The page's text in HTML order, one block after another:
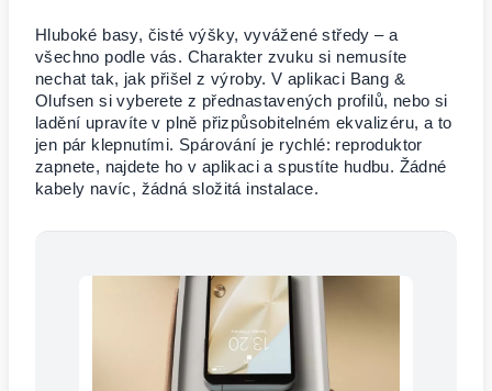
Hluboké basy, čisté výšky, vyvážené středy – a
všechno podle vás. Charakter zvuku si nemusíte
nechat tak, jak přišel z výroby. V aplikaci Bang &
Olufsen si vyberete z přednastavených profilů, nebo si
ladění upravíte v plně přizpůsobitelném ekvalizéru, a to
jen pár klepnutími. Spárování je rychlé: reproduktor
zapnete, najdete ho v aplikaci a spustíte hudbu. Žádné
kabely navíc, žádná složitá instalace.